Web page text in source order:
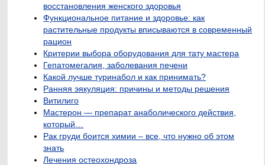
восстановления женского здоровья
Функциональное питание и здоровье: как
растительные продукты вписываются в современный
рацион
Критерии выбора оборудования для тату мастера
Гепатомегалия, заболевания печени
Какой лучше туринабол и как принимать?
Ранняя эякуляция: причины и методы решения
Витилиго
Мастерон — препарат анаболического действия,
который…
Рак груди боится химии – все, что нужно об этом
знать
Лечения остеохондроза